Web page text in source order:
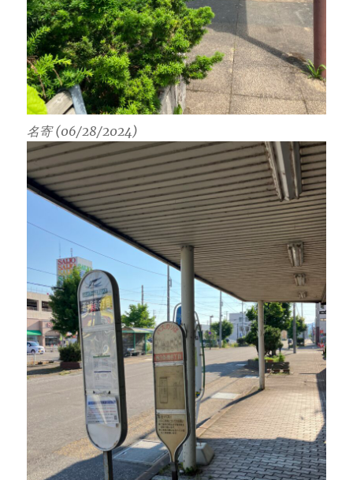
名寄 (06/28/2024)